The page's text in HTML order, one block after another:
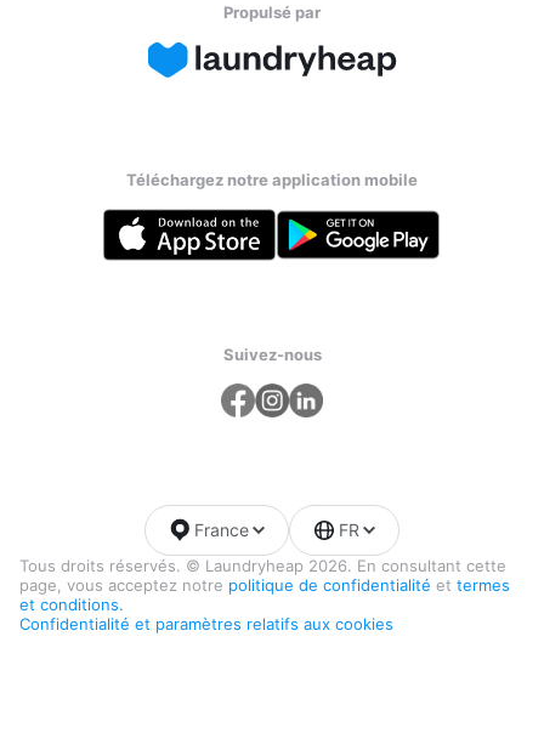
Propulsé par
Téléchargez notre application mobile
Suivez-nous
Tous droits réservés. © Laundryheap 2026. En consultant cette
page, vous acceptez notre politique de confidentialité et termes
et conditions.
Confidentialité et paramètres relatifs aux cookies
France FR